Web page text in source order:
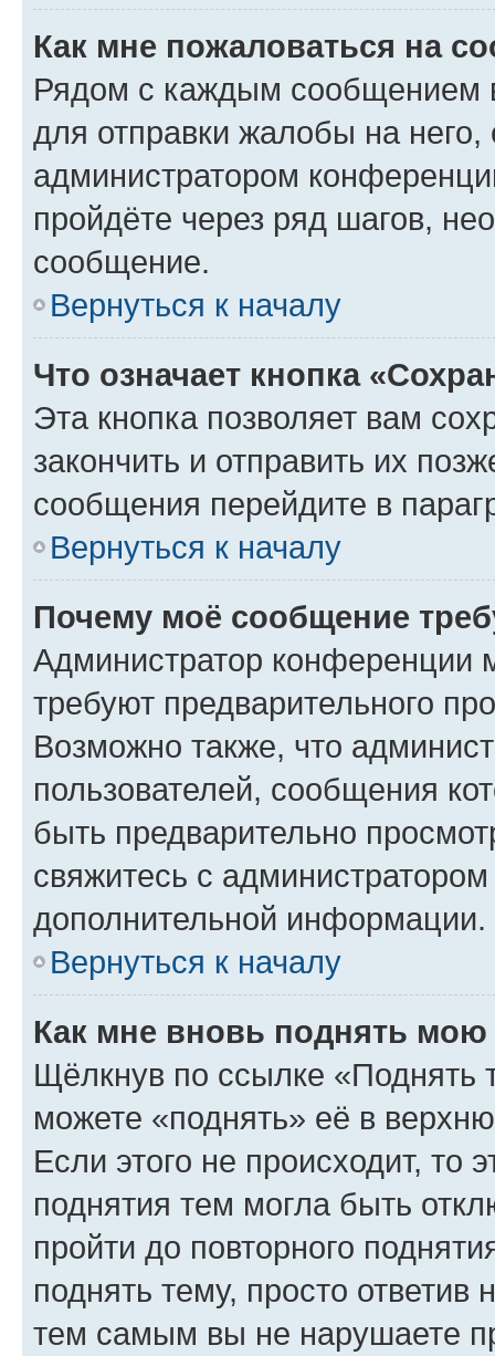
Как мне пожаловаться на
Рядом с каждым сообщением
для отправки жалобы на
администратором
пройдёте через ряд шагов,
сообщение.
Вернуться к началу
Что означает кнопка
Эта кнопка позволяет вам
закончить и отправить их
сообщения перейдите в
Вернуться к началу
Почему моё сообщение
Администратор конференции
требуют предварительного
Возможно также, что
пользователей, сообщения
быть предварительно
свяжитесь с
дополнительной информации.
Вернуться к началу
Как мне вновь поднять мою
Щёлкнув по ссылке «Поднять
можете «поднять» её в
Если этого не происходит, то
поднятия тем могла быть
пройти до повторного
поднять тему, просто ответив
тем самым вы не нарушаете